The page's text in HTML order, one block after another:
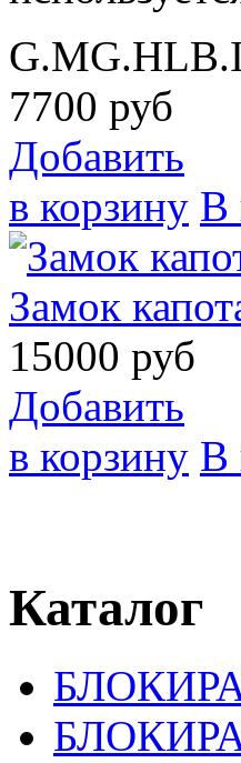
7700 руб
Добавить
в корзину В
Замок
15000 руб
Добавить
в корзину В
Каталог